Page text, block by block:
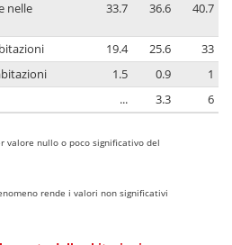
nelle
33.7 36.6 40.7
19.4 25.6
33
1.5 0.9
1
... 3.3 6
valore nullo o poco significativo del
rende i valori non significativi